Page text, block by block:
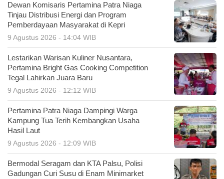
Dewan Komisaris Pertamina Patra Niaga
Tinjau Distribusi Energi dan Program
Pemberdayaan Masyarakat di Kepri
9 Agustus 2026 - 14:04 WIB
Lestarikan Warisan Kuliner Nusantara,
Pertamina Bright Gas Cooking Competition
Tegal Lahirkan Juara Baru
9 Agustus 2026 - 12:12 WIB
Pertamina Patra Niaga Dampingi Warga
Kampung Tua Terih Kembangkan Usaha
Hasil Laut
9 Agustus 2026 - 12:09 WIB
Bermodal Seragam dan KTA Palsu, Polisi
Gadungan Curi Susu di Enam Minimarket